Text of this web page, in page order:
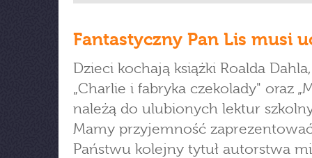
Fantastyczny Pan Lis musi
Dzieci kochają książki Roalda
„Charlie i fabryka czekolady" oraz
należą do ulubionych lektur
Mamy przyjemność
Państwu kolejny tytuł autorstwa